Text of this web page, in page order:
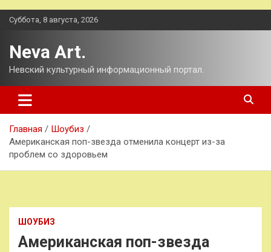
Перейти
Суббота, 8 августа, 2026
Neva Art.
Невский культурный информационный портал.
Главная
Шоубиз
Американская поп-звезда отменила концерт из-за
проблем со здоровьем
ШОУБИЗ
Американская поп-звезда